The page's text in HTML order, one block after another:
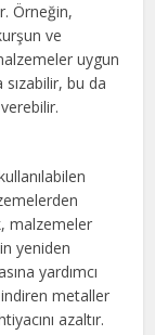
Örneğin,
ve
uygun
bu da
malzemeler
yeniden
yardımcı
metaller
azaltır.